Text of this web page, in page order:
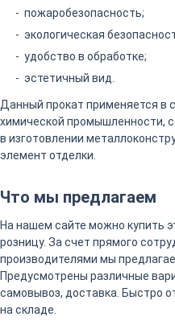
пожаробезопасность;
экологическая
удобство в обработке;
эстетичный вид.
Данный прокат применяется в
химической промышленности,
в изготовлении
элемент отделки.
Что мы предлагаем
На нашем сайте можно купить
розницу. За счет прямого
производителями мы
Предусмотрены различные
самовывоз, доставка. Быстро
на складе.